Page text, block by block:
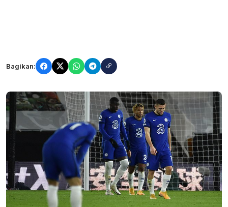
Bagikan: